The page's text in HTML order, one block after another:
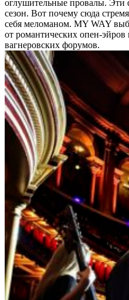
оглушительные провалы. Эти
сезон. Вот почему сюда
себя меломаном. MY WAY
от романтических опен-
вагнеровских форумов.